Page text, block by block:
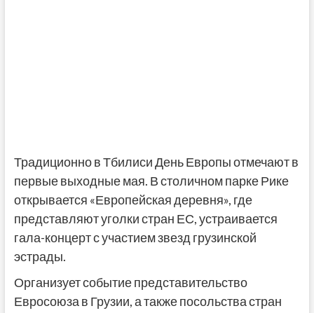
Традиционно в Тбилиси День Европы отмечают в
первые выходные мая. В столичном парке Рике
открывается «Европейская деревня», где
представляют уголки стран ЕС, устраивается
гала-концерт с участием звезд грузинской
эстрады.
Организует событие представительство
Евросоюза в Грузии, а также посольства стран